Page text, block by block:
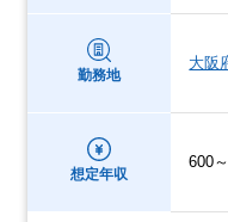
勤務地
大阪
想定年収
600